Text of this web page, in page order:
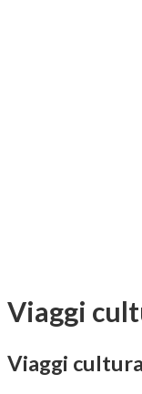
Viaggi
Viaggi